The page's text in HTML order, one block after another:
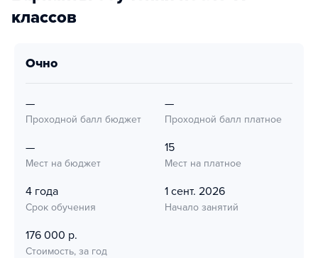
классов
очно
—
Проходной балл бюджет
—
Проходной балл платное
—
Мест на бюджет
15
Мест на платное
4 года
Срок обучения
1 сент. 2026
Начало занятий
176 000 р.
Стоимость, за год